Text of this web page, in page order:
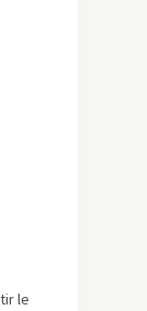
le